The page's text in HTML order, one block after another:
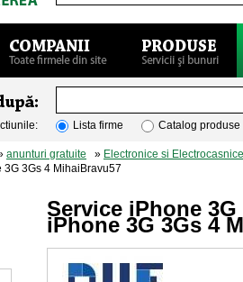
Lista firme Catalog produse
anunturi gratuite » Electronice si Electrocasnice
3G 3Gs 4 MihaiBravu57
Service iPhone
iPhone 3G 3Gs 4